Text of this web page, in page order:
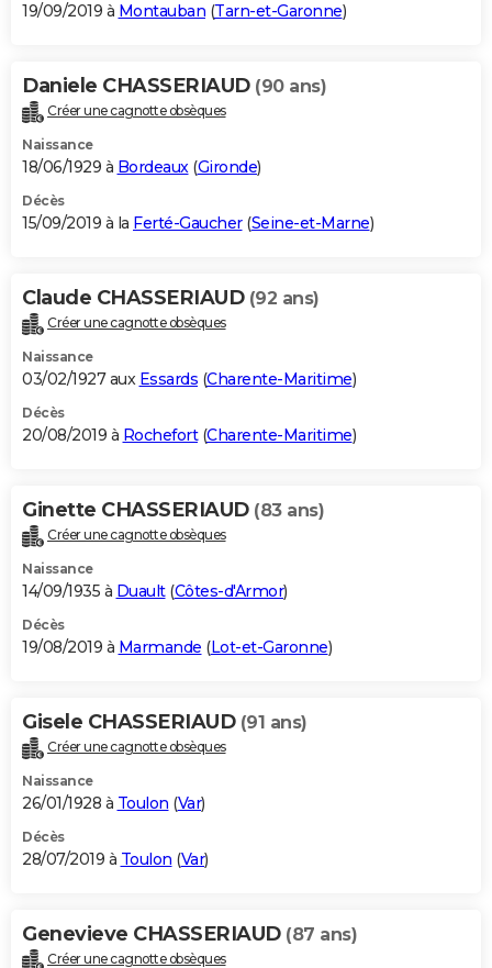
19/09/2019 à Montauban (Tarn-et-Garonne)
Daniele CHASSERIAUD (90 ans)
Créer une cagnotte obsèques
Naissance
18/06/1929 à Bordeaux(Gironde)
Décès
15/09/2019 à la Ferté-Gaucher(Seine-et-Marne)
Claude CHASSERIAUD (92 ans)
Créer une cagnotte obsèques
Naissance
03/02/1927 aux Essards (Charente-Maritime)
Décès
20/08/2019 à Rochefort(Charente-Maritime)
Ginette CHASSERIAUD (83 ans)
Créer une cagnotte obsèques
Naissance
14/09/1935 à Duault(Côtes-d'Armor)
Décès
19/08/2019 à Marmande (Lot-et-Garonne)
Gisele CHASSERIAUD (91 ans)
Créer une cagnotte obsèques
Naissance
26/01/1928 à Toulon (Var)
Décès
28/07/2019 à Toulon (Var)
Genevieve CHASSERIAUD (87 ans)
Créer une cagnotte obsèques